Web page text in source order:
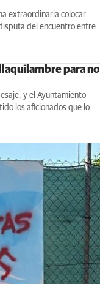
extraordinaria colocar
del encuentro entre
para no
y el Ayuntamiento
los aficionados que lo